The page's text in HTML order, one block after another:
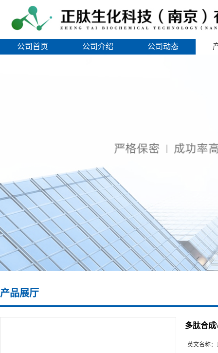
公司首页 公司介绍 公司动态
产品展厅
多肽合成
英文名称：